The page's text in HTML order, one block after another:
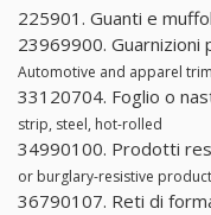
225901. Guanti e
23969900. Guarnizioni
Automotive and apparel
33120704. Foglio o
strip, steel, hot-rolled
34990100. Prodotti
or burglary-resistive
36790107. Reti di